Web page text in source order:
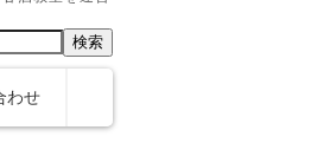
わせ